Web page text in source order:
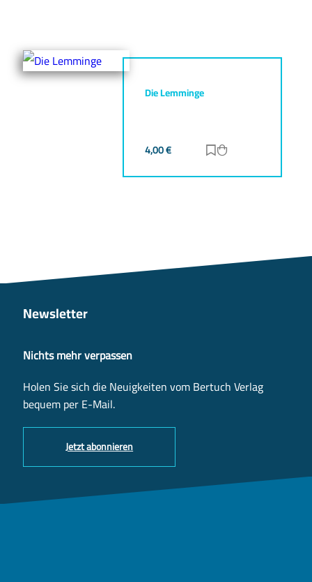
Die Lemminge
4,00€ Zur Merkliste
Newsletter
Nichts mehr verpassen
Holen Sie sich die Neuigkeiten vom Bertuch Verlag
bequem per E-Mail.
Jetzt abonnieren